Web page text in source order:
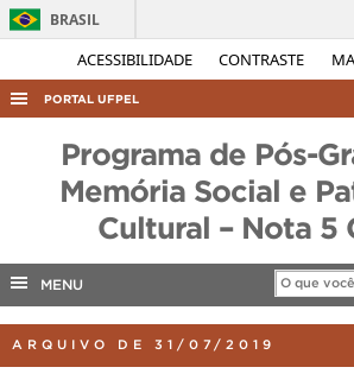
ACESSIBILIDADE CONTRASTE
BRASIL
PORTAL UFPEL
AUDITORIA
COBALTO
INTERNACIONAL
Programa de Pós-
Memória Social e
Cultural – Nota 5
MENU
ARQUIVO DE 31/07/2019